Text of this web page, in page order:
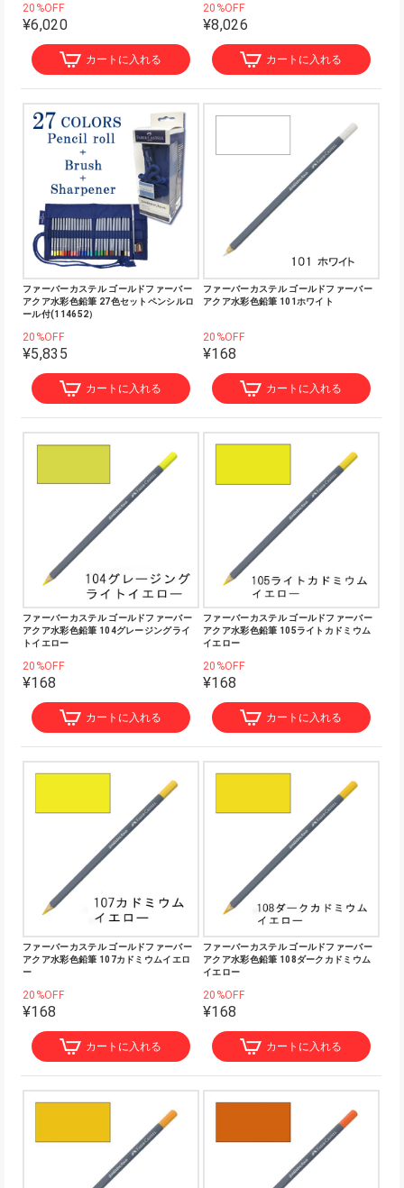
20%OFF
¥6,020
カートに入れる
20%OFF
¥8,026
カートに入れる
ファーバーカステル ゴールドファーバー
アクア水彩色鉛筆 27色セットペンシルロ
ール付(114652）
20%OFF
¥5,835
カートに入れる
ファーバーカステル ゴールドファーバー
アクア水彩色鉛筆 101ホワイト
20%OFF
¥168
カートに入れる
ファーバーカステル ゴールドファーバー
アクア水彩色鉛筆 104グレージングライ
トイエロー
20%OFF
¥168
カートに入れる
ファーバーカステル ゴールドファーバー
アクア水彩色鉛筆 105ライトカドミウム
イエロー
20%OFF
¥168
カートに入れる
ファーバーカステル ゴールドファーバー
アクア水彩色鉛筆 107カドミウムイエロ
ー
20%OFF
¥168
カートに入れる
ファーバーカステル ゴールドファーバー
アクア水彩色鉛筆 108ダークカドミウム
イエロー
20%OFF
¥168
カートに入れる